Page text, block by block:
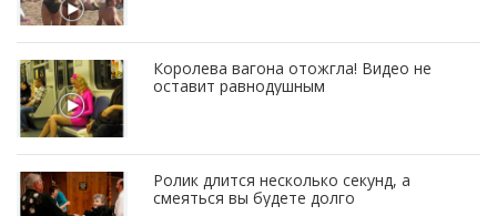
Королева вагона отожгла! Видео не
оставит равнодушным
Ролик длится несколько секунд, а
смеяться вы будете долго